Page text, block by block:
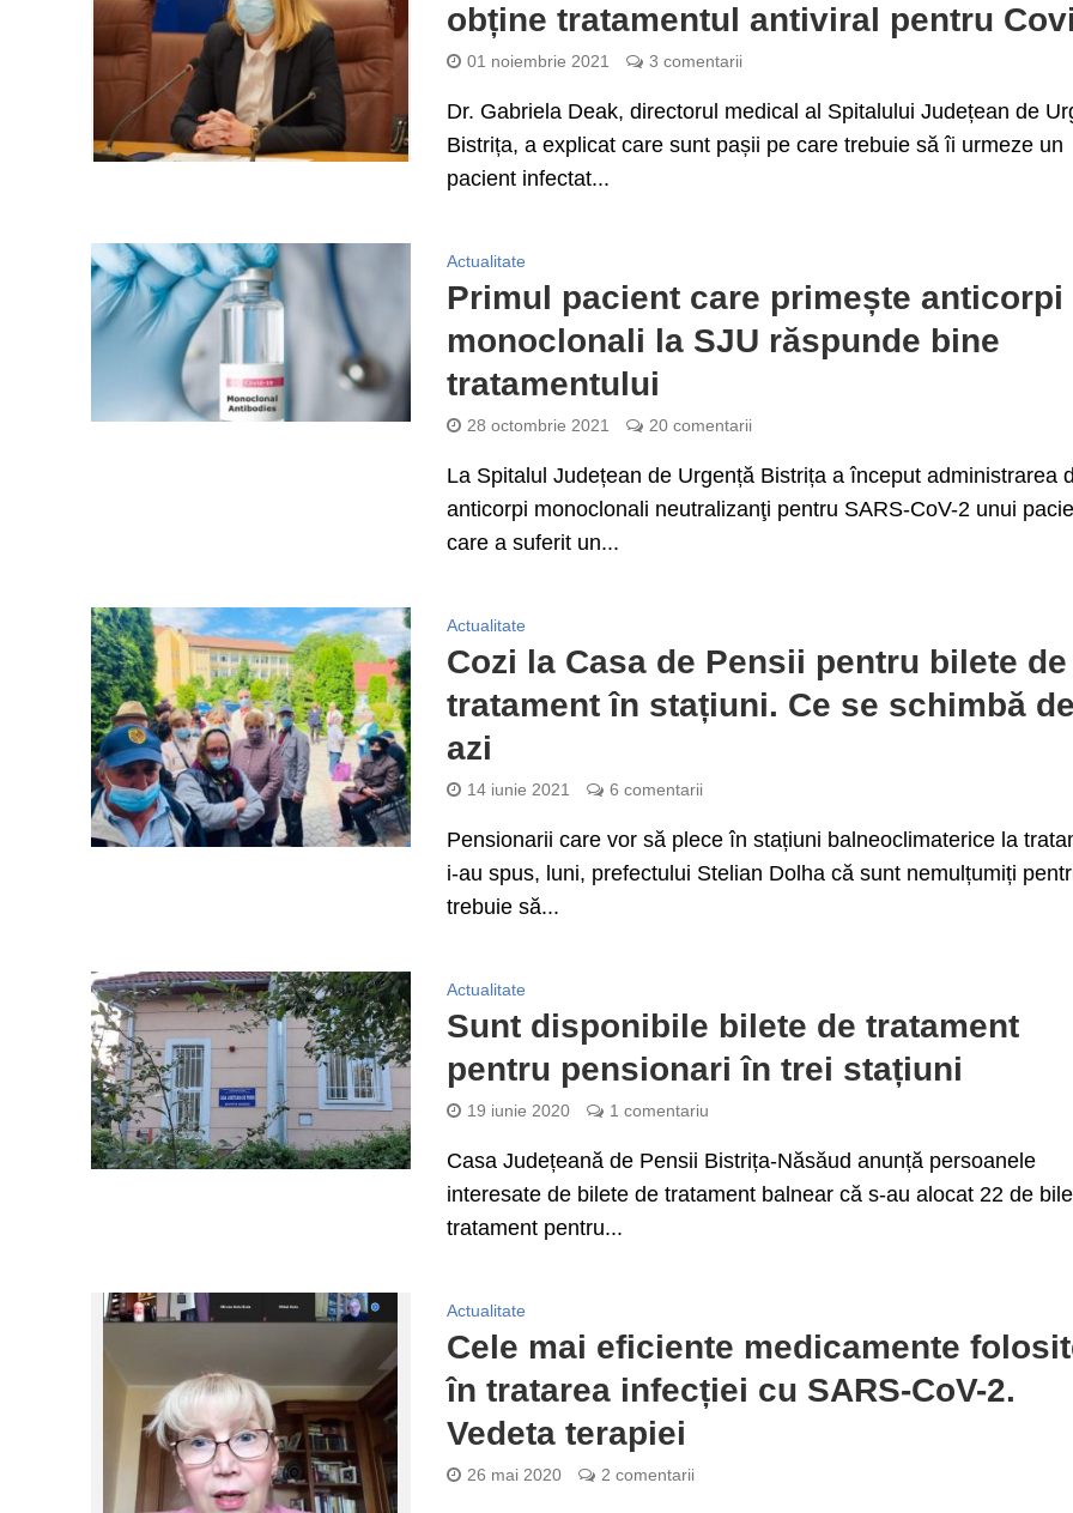
obține tratamentul antiviral pentru
01 noiembrie 2021 3 comentarii
Dr. Gabriela Deak, directorul medical al Spitalului Județean de
Bistrița, a explicat care sunt pașii pe care trebuie să îi urmeze un
pacient infectat...
Actualitate
Primul pacient care primește anticorpi
monoclonali la SJU răspunde bine
tratamentului
28 octombrie 2021 20 comentarii
La Spitalul Județean de Urgență Bistrița a început administrarea
anticorpi monoclonali neutralizanţi pentru SARS-CoV-2 unui
care a suferit un...
Actualitate
Cozi la Casa de Pensii pentru bilete de
tratament în stațiuni. Ce se schimbă de
azi
14 iunie 2021 6 comentarii
Pensionarii care vor să plece în stațiuni balneoclimaterice la
i-au spus, luni, prefectului Stelian Dolha că sunt nemulțumiți
trebuie să...
Actualitate
Sunt disponibile bilete de tratament
pentru pensionari în trei stațiuni
19 iunie 2020 1 comentariu
Casa Județeană de Pensii Bistrița-Năsăud anunță persoanele
interesate de bilete de tratament balnear că s-au alocat 22 de
tratament pentru...
Actualitate
Cele mai eficiente medicamente
în tratarea infecției cu SARS-CoV-2.
Vedeta terapiei
26 mai 2020 2 comentarii